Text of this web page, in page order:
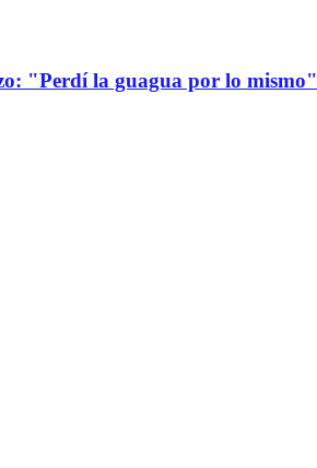
"Perdí la guagua por lo mismo"